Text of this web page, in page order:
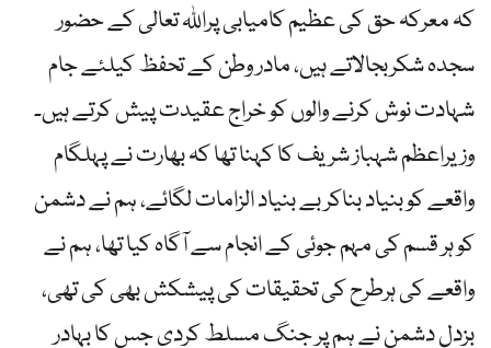
کہ معرکہ حق کی عظیم کامیابی پراللہ تعالی کے حضور
سجدہ شکربجالاتے ہیں، مادر وطن کے تحفظ کیلئے جام
شہادت نوش کرنے والوں کو خراج عقیدت پیش کرتے ہیں۔
وزیراعظم شہباز شریف کا کہنا تھا کہ بھارت نے پہلگام
واقعے کو بنیاد بناکر بے بنیاد الزامات لگائے، ہم نے دشمن
کو ہر قسم کی مہم جوئی کے انجام سے آگاہ کیا تھا، ہم نے
واقعے کی ہرطرح کی تحقیقات کی پیشکش بھی کی تھی،
بزدل دشمن نے ہم پر جنگ مسلط کردی جس کا بہادر